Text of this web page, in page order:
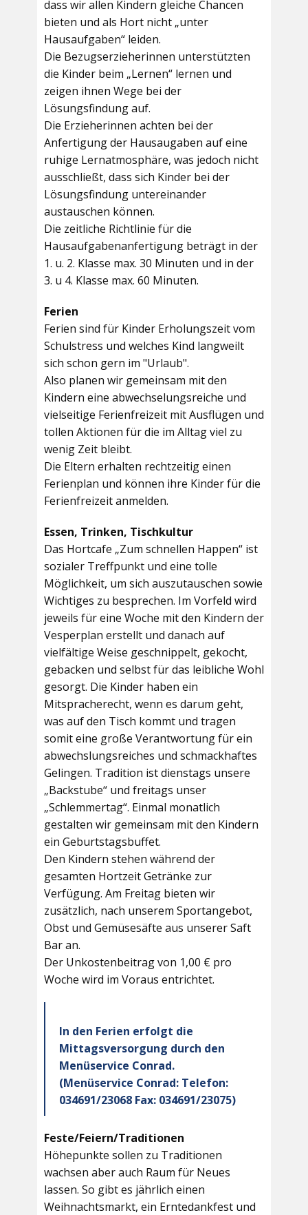
dass wir allen Kindern gleiche Chancen
bieten und als Hort nicht „unter
Hausaufgaben“ leiden.
Die Bezugserzieherinnen unterstützten
die Kinder beim „Lernen“ lernen und
zeigen ihnen Wege bei der
Lösungsfindung auf.
Die Erzieherinnen achten bei der
Anfertigung der Hausaugaben auf eine
ruhige Lernatmosphäre, was jedoch nicht
ausschließt, dass sich Kinder bei der
Lösungsfindung untereinander
austauschen können.
Die zeitliche Richtlinie für die
Hausaufgabenanfertigung beträgt in der
1. u. 2. Klasse max. 30 Minuten und in der
3. u 4. Klasse max. 60 Minuten.
Ferien
Ferien sind für Kinder Erholungszeit vom
Schulstress und welches Kind langweilt
sich schon gern im "Urlaub".
Also planen wir gemeinsam mit den
Kindern eine abwechselungsreiche und
vielseitige Ferienfreizeit mit Ausflügen und
tollen Aktionen für die im Alltag viel zu
wenig Zeit bleibt.
Die Eltern erhalten rechtzeitig einen
Ferienplan und können ihre Kinder für die
Ferienfreizeit anmelden.
Essen, Trinken, Tischkultur
Das Hortcafe „Zum schnellen Happen“ ist
sozialer Treffpunkt und eine tolle
Möglichkeit, um sich auszutauschen sowie
Wichtiges zu besprechen. Im Vorfeld wird
jeweils für eine Woche mit den Kindern der
Vesperplan erstellt und danach auf
vielfältige Weise geschnippelt, gekocht,
gebacken und selbst für das leibliche Wohl
gesorgt. Die Kinder haben ein
Mitspracherecht, wenn es darum geht,
was auf den Tisch kommt und tragen
somit eine große Verantwortung für ein
abwechslungsreiches und schmackhaftes
Gelingen. Tradition ist dienstags unsere
„Backstube“ und freitags unser
„Schlemmertag“. Einmal monatlich
gestalten wir gemeinsam mit den Kindern
ein Geburtstagsbuffet.
Den Kindern stehen während der
gesamten Hortzeit Getränke zur
Verfügung. Am Freitag bieten wir
zusätzlich, nach unserem Sportangebot,
Obst und Gemüsesäfte aus unserer Saft
Bar an.
Der Unkostenbeitrag von 1,00 € pro
Woche wird im Voraus entrichtet.
In den Ferien erfolgt die
Mittagsversorgung durch den
Menüservice Conrad.
(Menüservice Conrad: Telefon:
034691/23068 Fax: 034691/23075)
Feste/Feiern/Traditionen
Höhepunkte sollen zu Traditionen
wachsen aber auch Raum für Neues
lassen. So gibt es jährlich einen
Weihnachtsmarkt, ein Erntedankfest und